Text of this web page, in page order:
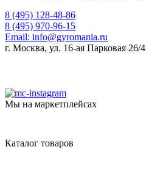
8 (495) 128-48-86
8 (495) 970-96-15
Email: info@gyromania.ru
г. Москва, ул. 16-ая Парковая 26/4
Мы на маркетплейсах
Каталог товаров